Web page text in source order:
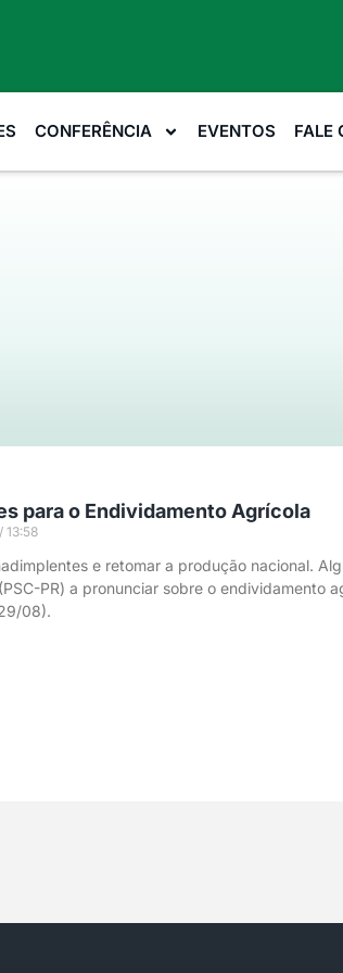
CONFERÊNCIA EVENTOS FALE
para o Endividamento Agrícola
13:58
e retomar a produção nacional.
PR) a pronunciar sobre o endividamento
08).